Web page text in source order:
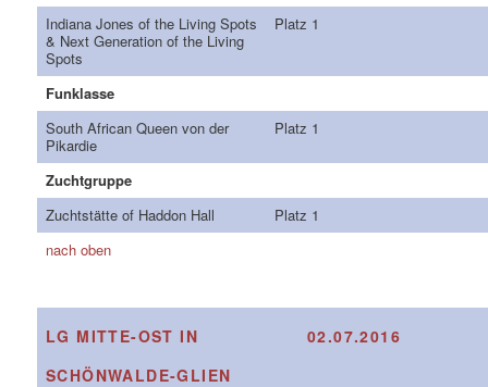
Indiana Jones of the Living Spots
& Next Generation of the Living
Spots
Platz 1
Funklasse
South African Queen von der
Pikardie
Platz 1
Zuchtgruppe
Zuchtstätte of Haddon Hall
Platz 1
nach oben
LG MITTE-OST IN
SCHÖNWALDE-GLIEN
02.07.2016